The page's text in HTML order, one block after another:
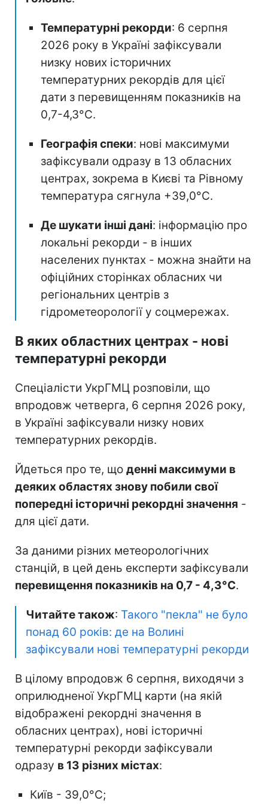
Температурні рекорди: 6 серпня
2026 року в Україні зафіксували
низку нових історичних
температурних рекордів для цієї
дати з перевищенням показників на
0,7-4,3°C.
Географія спеки: нові максимуми
зафіксували одразу в 13 обласних
центрах, зокрема в Києві та Рівному
температура сягнула +39,0°C.
Де шукати інші дані: інформацію про
локальні рекорди - в інших
населених пунктах - можна знайти на
офіційних сторінках обласних чи
регіональних центрів з
гідрометеорології у соцмережах.
В яких областних центрах - нові
температурні рекорди
Спеціалісти УкрГМЦ розповіли, що
впродовж четверга, 6 серпня 2026 року,
в Україні зафіксували низку нових
температурних рекордів.
Йдеться про те, що денні максимуми в
деяких областях знову побили свої
попередні історичні рекордні значення -
для цієї дати.
За даними різних метеорологічних
станцій, в цей день експерти зафіксували
перевищення показників на 0,7 - 4,3°C.
Читайте також: Такого "пекла" не було
понад 60 років: де на Волині
зафіксували нові температурні рекорди
В цілому впродовж 6 серпня, виходячи з
оприлюдненої УкрГМЦ карти (на якій
відображені рекордні значення в
обласних центрах), нові історичні
температурні рекорди зафіксували
одразу в 13 різних містах:
Київ - 39,0°C;